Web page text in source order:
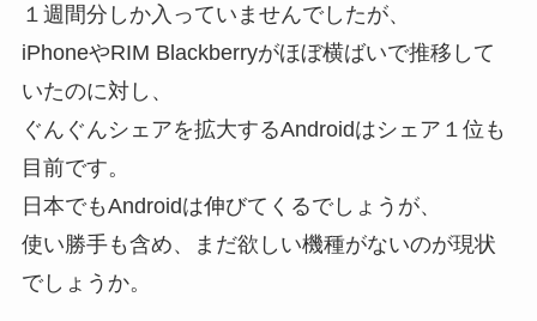
１週間分しか入っていませんでしたが、
iPhoneやRIM Blackberryがほぼ横ばいで推移して
いたのに対し、
ぐんぐんシェアを拡大するAndroidはシェア１位も
目前です。
日本でもAndroidは伸びてくるでしょうが、
使い勝手も含め、まだ欲しい機種がないのが現状
でしょうか。